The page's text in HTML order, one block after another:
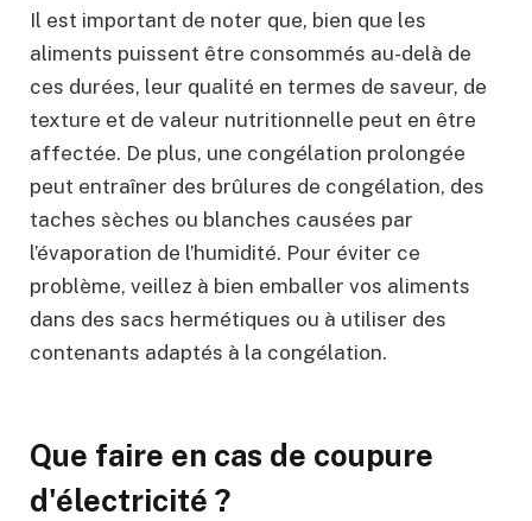
Il est important de noter que, bien que les
aliments puissent être consommés au-delà de
ces durées, leur qualité en termes de saveur, de
texture et de valeur nutritionnelle peut en être
affectée. De plus, une congélation prolongée
peut entraîner des brûlures de congélation, des
taches sèches ou blanches causées par
l’évaporation de l’humidité. Pour éviter ce
problème, veillez à bien emballer vos aliments
dans des sacs hermétiques ou à utiliser des
contenants adaptés à la congélation.
Que faire en cas de coupure
d'électricité ?